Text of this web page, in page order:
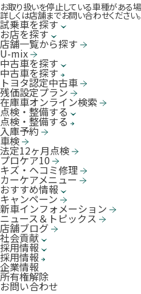
お取り扱いを停止している車種がある場
詳しくは店舗までお問い合わせください。
試乗車を探す
お店を探す
店舗一覧から探す
U-mix
中古車を探す
中古車を探す
トヨタ認定中古車
残価設定プラン
在庫車オンライン検索
点検・整備する
点検・整備する
入庫予約
車検
法定12ヶ月点検
プロケア10
キズ・ヘコミ修理
カーケアメニュー
おすすめ情報
キャンペーン
新車インフォメーション
ニュース＆トピックス
店舗ブログ
社会貢献
採用情報
採用情報
企業情報
所有権解除
お問い合わせ